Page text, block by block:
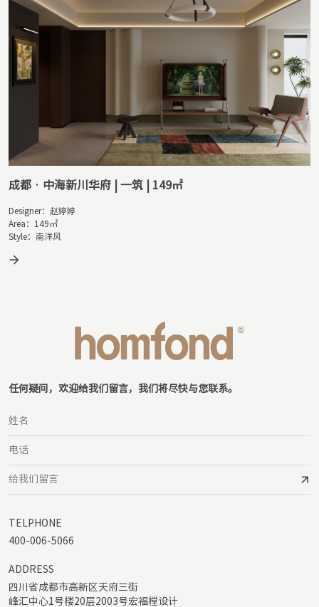
成都 · 中海新川华府 | 一筑 | 149㎡
Designer：赵婷婷
Area：149㎡
Style：南洋风
任何疑问，欢迎给我们留言，我们将尽快与您联系。
TELPHONE
400-006-5066
ADDRESS
四川省成都市高新区天府三街
峰汇中心1号楼20层2003号宏福樘设计